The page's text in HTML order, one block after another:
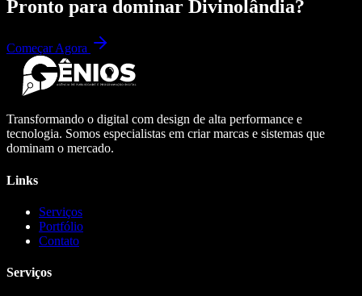
Pronto para dominar Divinolândia?
Começar Agora
Transformando o digital com design de alta performance e
tecnologia. Somos especialistas em criar marcas e sistemas que
dominam o mercado.
Links
Serviços
Portfólio
Contato
Serviços